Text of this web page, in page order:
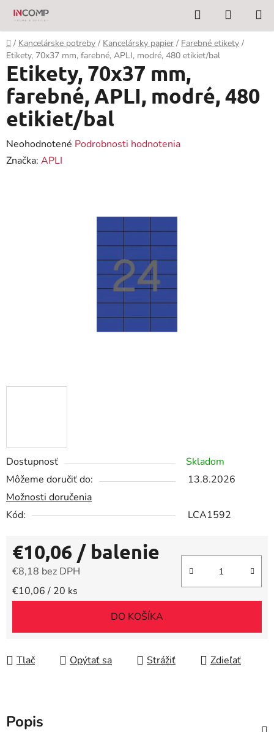
Prejsť
obsah
Hľadať
KOŠÍK
Domov
/ Kancelárske potreby / Kancelársky papier / Farebné etikety /
Etikety, 70x37 mm, farebné, APLI, modré, 480 etikiet/bal
Dostupnosť
Skladom
Môžeme doručiť do:
13.8.2026
Možnosti doručenia
Kód:
LCA1592
€10,06 / balenie
€8,18 bez DPH
Jednotková cena:
€10,06 / 20 ks
DO KOŠÍKA
Tlač Opýtať sa Strážiť Zdieľať
Etikety, 70x37 mm,
farebné, APLI, modré, 480
etikiet/bal
Priemerné
hodnotenie
Neohodnotené Podrobnosti hodnotenia
Značka: APLI
Popis